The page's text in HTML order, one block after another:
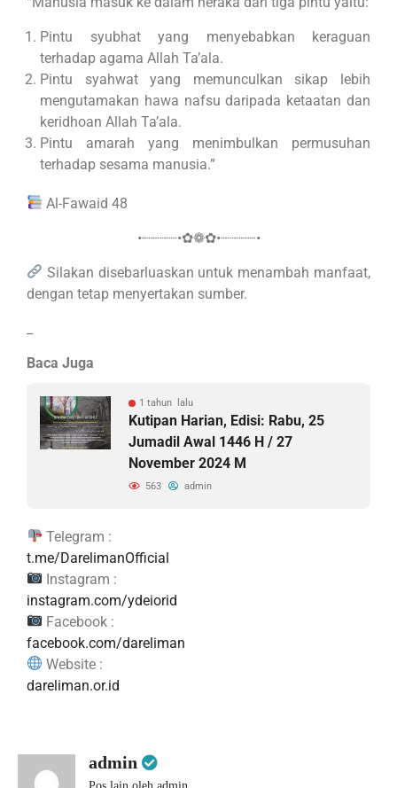
Pintu syubhat yang menyebabkan keraguan
terhadap agama Allah Ta’ala.
Pintu syahwat yang memunculkan sikap lebih
mengutamakan hawa nafsu daripada ketaatan dan
keridhoan Allah Ta’ala.
Pintu amarah yang menimbulkan permusuhan
terhadap sesama manusia.”
Al-Fawaid 48
•┈┈┈┈•✿❁✿•┈┈┈┈•
Silakan disebarluaskan untuk menambah manfaat,
dengan tetap menyertakan sumber.
Baca Juga
1 tahun lalu
Kutipan Harian, Edisi: Rabu, 25
Jumadil Awal 1446 H / 27
November 2024 M
563 admin
Telegram :
t.me/DarelimanOfficial
Instagram :
instagram.com/ydeiorid
Facebook :
facebook.com/dareliman
Website :
dareliman.or.id
admin